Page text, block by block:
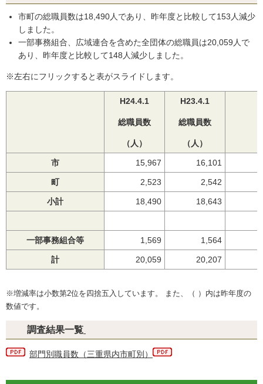
市町の総職員数は18,490人であり、昨年度と比較して153人減少
しました。
一部事務組合、広域連合を含めた全団体の総職員は20,059人で
あり、昨年度と比較して148人減少しました。
※左右にフリックすると表がスライドします。
H24.4.1
総職員数
（人）
H23.4.1
総職員数
（人）
市 15,967 16,101
町 2,523 2,542
小計 18,490 18,643
一部事務組合等 1,569 1,564
計 20,059 20,207
※増減率は小数第2位を四捨五入しています。 また、（ ）内は昨年度の
数値です。
調査結果一覧
部門別職員数（三重県内市町別）